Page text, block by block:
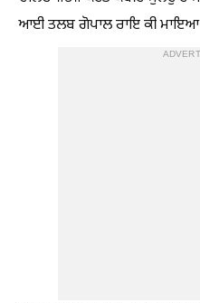
ਆਈ ਤਲਬ ਗੋਪਾਲ ਰਾਇ ਕੀ ਮਾਇਆ